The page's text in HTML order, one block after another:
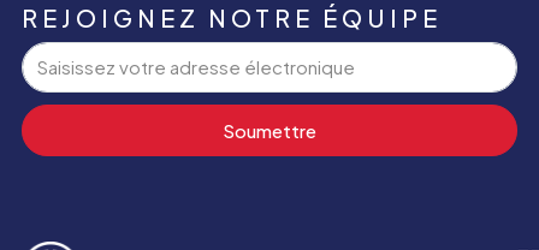
REJOIGNEZ NOTRE ÉQUIPE
Soumettre